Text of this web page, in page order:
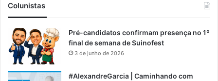
Colunistas
Pré-candidatos confirmam presença no 1º
final de semana de Suinofest
3 de junho de 2026
#AlexandreGarcia | Caminhando com